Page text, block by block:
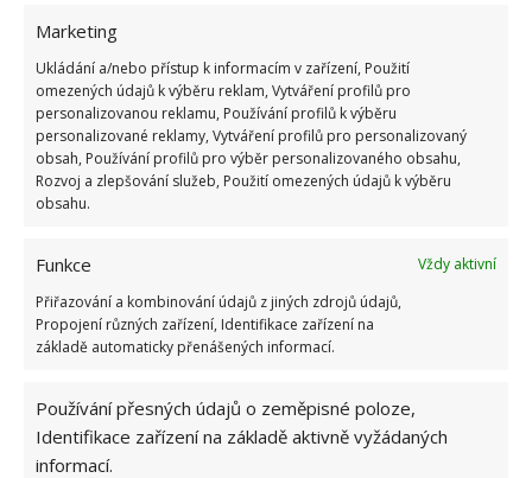
Marketing
Ukládání a/nebo přístup k informacím v zařízení, Použití
omezených údajů k výběru reklam, Vytváření profilů pro
personalizovanou reklamu, Používání profilů k výběru
personalizované reklamy, Vytváření profilů pro personalizovaný
obsah, Používání profilů pro výběr personalizovaného obsahu,
Rozvoj a zlepšování služeb, Použití omezených údajů k výběru
obsahu.
Funkce
Vždy aktivní
Přiřazování a kombinování údajů z jiných zdrojů údajů,
Propojení různých zařízení, Identifikace zařízení na
základě automaticky přenášených informací.
Používání přesných údajů o zeměpisné poloze,
Identifikace zařízení na základě aktivně vyžádaných
informací.
Budete překvapeni, jak slupka vaši obuv vyleští a
zároveň ochrání například před vzniknutím
případné vlhkosti.